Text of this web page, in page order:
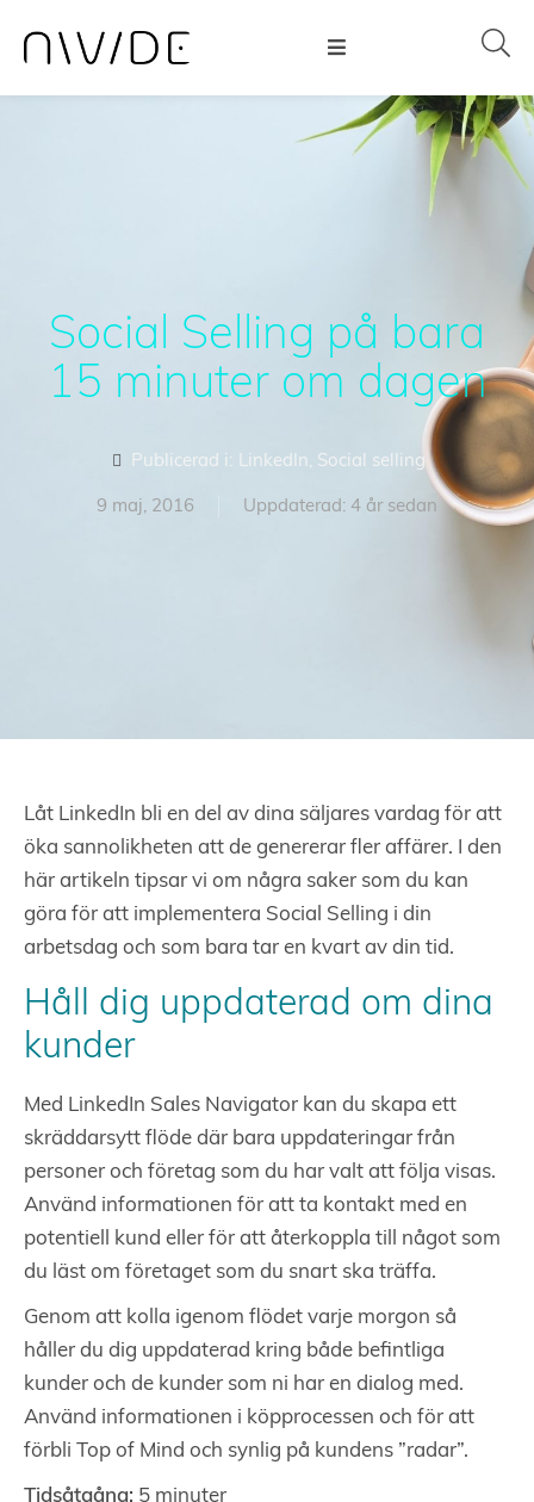
Social Selling på bara
15 minuter om dagen
Publicerad i: LinkedIn, Social selling
9 maj, 2016 Uppdaterad: 4 år sedan
Låt LinkedIn bli en del av dina säljares vardag för att
öka sannolikheten att de genererar fler affärer. I den
här artikeln tipsar vi om några saker som du kan
göra för att implementera Social Selling i din
arbetsdag och som bara tar en kvart av din tid.
Håll dig uppdaterad om dina
kunder
Med LinkedIn Sales Navigator kan du skapa ett
skräddarsytt flöde där bara uppdateringar från
personer och företag som du har valt att följa visas.
Använd informationen för att ta kontakt med en
potentiell kund eller för att återkoppla till något som
du läst om företaget som du snart ska träffa.
Genom att kolla igenom flödet varje morgon så
håller du dig uppdaterad kring både befintliga
kunder och de kunder som ni har en dialog med.
Använd informationen i köpprocessen och för att
förbli Top of Mind och synlig på kundens ”radar”.
Tidsåtgång: 5 minuter